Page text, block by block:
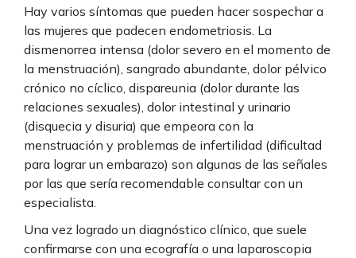
Hay varios síntomas que pueden hacer sospechar a
las mujeres que padecen endometriosis. La
dismenorrea intensa (dolor severo en el momento de
la menstruación), sangrado abundante, dolor pélvico
crónico no cíclico, dispareunia (dolor durante las
relaciones sexuales), dolor intestinal y urinario
(disquecia y disuria) que empeora con la
menstruación y problemas de infertilidad (dificultad
para lograr un embarazo) son algunas de las señales
por las que sería recomendable consultar con un
especialista.
Una vez logrado un diagnóstico clínico, que suele
confirmarse con una ecografía o una laparoscopia